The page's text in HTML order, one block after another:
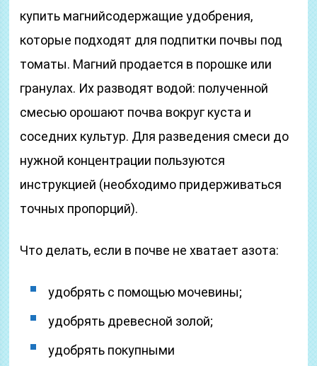
купить магнийсодержащие удобрения,
которые подходят для подпитки почвы под
томаты. Магний продается в порошке или
гранулах. Их разводят водой: полученной
смесью орошают почва вокруг куста и
соседних культур. Для разведения смеси до
нужной концентрации пользуются
инструкцией (необходимо придерживаться
точных пропорций).
Что делать, если в почве не хватает азота:
удобрять с помощью мочевины;
удобрять древесной золой;
удобрять покупными